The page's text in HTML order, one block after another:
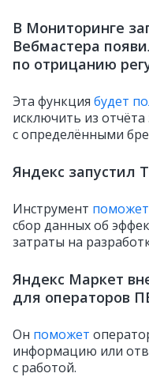
В Мониторинге
Вебмастера
по отрицанию
Эта функция будет
исключить из
с определёнными
Яндекс запустил
Инструмент поможет
сбор данных об
затраты на
Яндекс Маркет
для операторов
Он поможет
информацию или
с работой.